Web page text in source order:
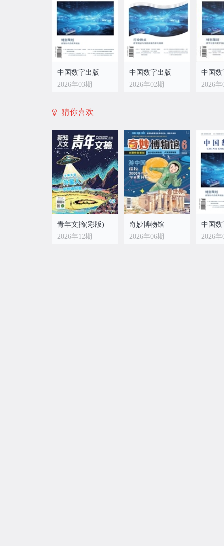
中国数字出版
2026年03期
中国数字出版
2026年02期
中国
2026年
猜你喜欢
青年文摘(彩版)
2026年12期
奇妙博物馆
2026年06期
中国
2026年